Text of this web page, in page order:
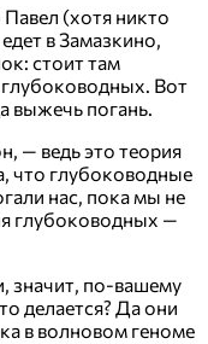
(хотя никто
в Замазкино,
стоит там
глубоководных. Вот
выжечь погань.
— ведь это теория
что глубоководные
нас, пока мы не
глубоководных —
значит, по-вашему
делается? Да они
в волновом геноме